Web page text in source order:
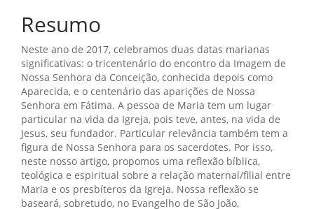
Resumo
Neste ano de 2017, celebramos duas datas marianas
significativas: o tricentenário do encontro da Imagem de
Nossa Senhora da Conceição, conhecida depois como
Aparecida, e o centenário das aparições de Nossa
Senhora em Fátima. A pessoa de Maria tem um lugar
particular na vida da Igreja, pois teve, antes, na vida de
Jesus, seu fundador. Particular relevância também tem a
figura de Nossa Senhora para os sacerdotes. Por isso,
neste nosso artigo, propomos uma reflexão bíblica,
teológica e espiritual sobre a relação maternal/filial entre
Maria e os presbíteros da Igreja. Nossa reflexão se
baseará, sobretudo, no Evangelho de São João,